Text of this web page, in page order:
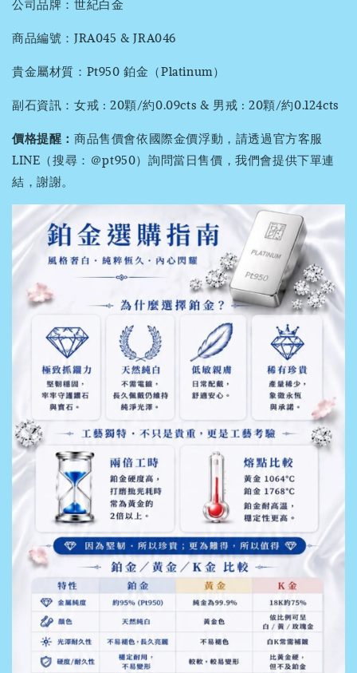
公司品牌：世紀白金
商品編號：JRA045 & JRA046
貴金屬材質：Pt950 鉑金（Platinum）
副石資訊：女戒 : 20顆/約0.09cts & 男戒 : 20顆/約0.124cts
價格提醒： 商品售價會依國際金價浮動，請透過官方客服
LINE（搜尋：＠pt950）詢問當日售價，我們會提供下單連
結，謝謝。